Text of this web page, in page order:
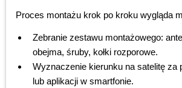
Proces montażu krok po kroku wygląda
Zebranie zestawu montażowego:
obejma, śruby, kołki rozporowe.
Wyznaczenie kierunku na satelitę za
lub aplikacji w smartfonie.